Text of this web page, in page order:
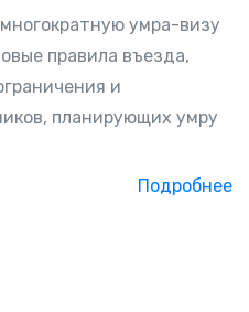
умра-визу
правила въезда,
и
планирующих умру
Подробнее